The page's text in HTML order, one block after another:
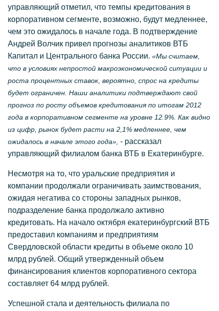
управляющий отметил, что темпы кредитования в
корпоративном сегменте, возможно, будут медленнее,
чем это ожидалось в начале года. В подтверждение
Андрей Волчик привел прогнозы аналитиков ВТБ
Капитал и Центрального банка России. «Мы считаем,
что в условиях непростой макроэкономической ситуации и
роста процентных ставок, вероятно, спрос на кредиты
будет ограничен. Наши аналитики подтверждают свой
прогноз по росту объемов кредитования по итогам 2012
года в корпоративном сегменте на уровне 12.9%. Как видно
из цифр, рынок будет расти на 2,1% медленнее, чем
ожидалось в начале этого года», - рассказал
управляющий филиалом банка ВТБ в Екатеринбурге.
Несмотря на то, что уральские предприятия и
компании продолжали ограничивать заимствования,
ожидая негатива со стороны западных рынков,
подразделение банка продолжало активно
кредитовать. На начало октября екатеринбургский ВТБ
предоставил компаниям и предприятиям
Свердловской области кредиты в объеме около 10
млрд рублей. Общий утвержденный объем
финансирования клиентов корпоративного сектора
составляет 64 млрд рублей.
Успешной стала и деятельность филиала по